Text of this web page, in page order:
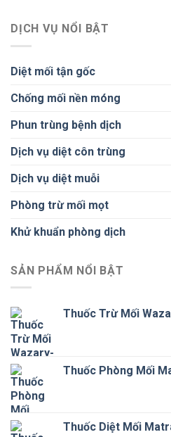
DỊCH VỤ NỔI BẬT
Diệt mối tận gốc
Chống mối nền móng
Phun trùng bệnh dịch
Dịch vụ diệt côn trùng
Dịch vụ diệt muỗi
Phòng trừ mối mọt
Khử khuẩn phòng dịch
SẢN PHẨM NỔI BẬT
Thuốc Trừ Mối
Thuốc Phòng Mối
Thuốc Diệt Mối